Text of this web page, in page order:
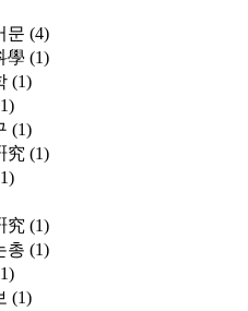
문 (4)
學 (1)
(1)
(1)
究 (1)
究 (1)
총 (1)
(1)